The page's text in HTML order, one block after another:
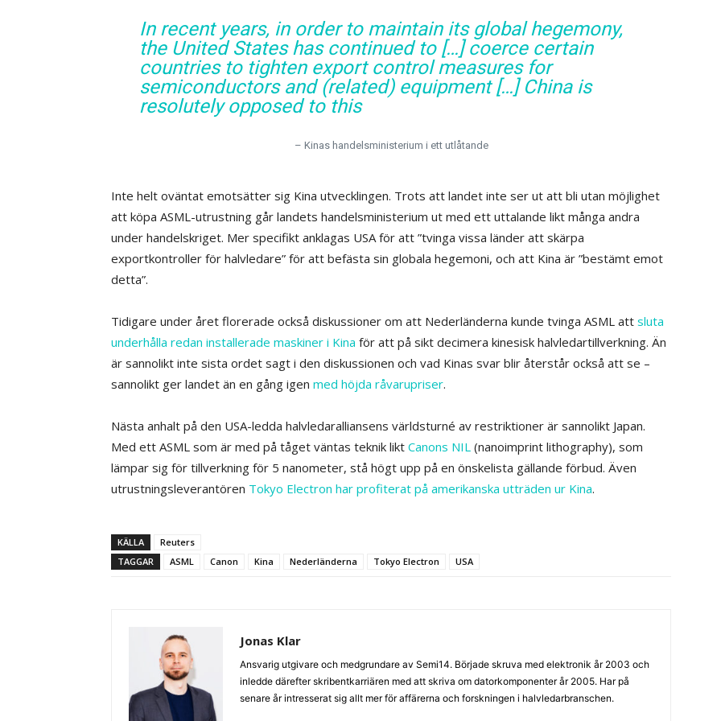
In recent years, in order to maintain its global hegemony,
the United States has continued to […] coerce certain
countries to tighten export control measures for
semiconductors and (related) equipment […] China is
resolutely opposed to this
– Kinas handelsministerium i ett utlåtande
Inte helt oväntat emotsätter sig Kina utvecklingen. Trots att landet inte ser ut att bli utan möjlighet
att köpa ASML-utrustning går landets handelsministerium ut med ett uttalande likt många andra
under handelskriget. Mer specifikt anklagas USA för att ”tvinga vissa länder att skärpa
exportkontroller för halvledare” för att befästa sin globala hegemoni, och att Kina är ”bestämt emot
detta”.
Tidigare under året florerade också diskussioner om att Nederländerna kunde tvinga ASML att sluta
underhålla redan installerade maskiner i Kina för att på sikt decimera kinesisk halvledartillverkning. Än
är sannolikt inte sista ordet sagt i den diskussionen och vad Kinas svar blir återstår också att se –
sannolikt ger landet än en gång igen med höjda råvarupriser.
Nästa anhalt på den USA-ledda halvledaralliansens världsturné av restriktioner är sannolikt Japan.
Med ett ASML som är med på tåget väntas teknik likt Canons NIL (nanoimprint lithography), som
lämpar sig för tillverkning för 5 nanometer, stå högt upp på en önskelista gällande förbud. Även
utrustningsleverantören Tokyo Electron har profiterat på amerikanska utträden ur Kina.
KÄLLA
Reuters
TAGGAR
ASML Canon Kina Nederländerna Tokyo Electron USA
Jonas Klar
Ansvarig utgivare och medgrundare av Semi14. Började skruva med elektronik år 2003 och
inledde därefter skribentkarriären med att skriva om datorkomponenter år 2005. Har på
senare år intresserat sig allt mer för affärerna och forskningen i halvledarbranschen.